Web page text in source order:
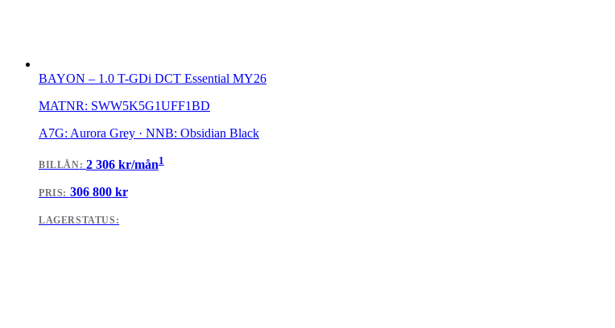
BAYON – 1.0 T-GDi DCT Essential MY26
MATNR: SWW5K5G1UFF1BD
A7G: Aurora Grey · NNB: Obsidian Black
BILLÅN: 2 306kr/mån1
PRIS: 306 800kr
LAGERSTATUS: